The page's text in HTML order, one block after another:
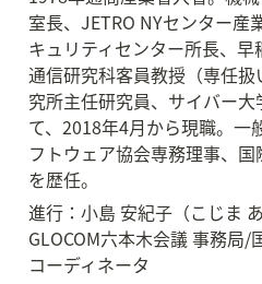
室長、JETRO NYセンター産
キュリティセンター所長、
通信研究科客員教授（専任
究所主任研究員、サイバー
て、2018年4月から現職。一
フトウェア協会専務理事、
を歴任。
進行：小島 安紀子（こじま あ
GLOCOM六本木会議 事務局/
コーディネータ